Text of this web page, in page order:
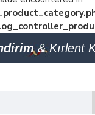
& Kırlent